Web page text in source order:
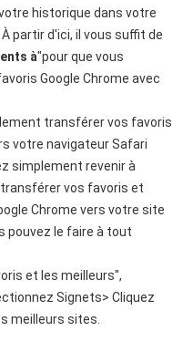
historique dans votre
partir d'ici, il vous suffit de
à"pour que vous
Google Chrome avec
transférer vos favoris
votre navigateur Safari
simplement revenir à
vos favoris et
Chrome vers votre site
pouvez le faire à tout
et les meilleurs",
Signets> Cliquez
meilleurs sites.